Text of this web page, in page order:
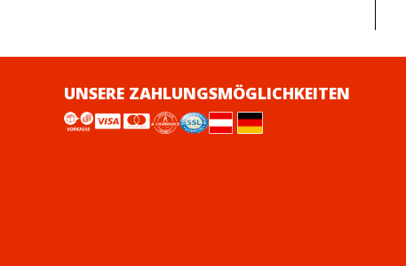
UNSERE ZAHLUNGSMÖGLICHKEITEN